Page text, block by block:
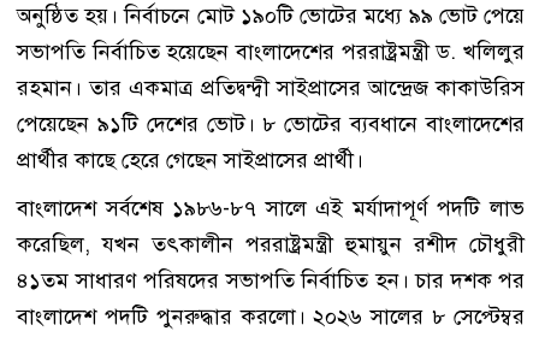
অনুষ্ঠিত হয়। নির্বাচনে মোট ১৯০টি ভোটের মধ্যে ৯৯ ভোট পেয়ে
সভাপতি নির্বাচিত হয়েছেন বাংলাদেশের পররাষ্ট্রমন্ত্রী ড. খলিলুর
রহমান। তার একমাত্র প্রতিদ্বন্দ্বী সাইপ্রাসের আন্দ্রেজ কাকাউরিস
পেয়েছেন ৯১টি দেশের ভোট। ৮ ভোটের ব্যবধানে বাংলাদেশের
প্রার্থীর কাছে হেরে গেছেন সাইপ্রাসের প্রার্থী।
বাংলাদেশ সর্বশেষ ১৯৮৬-৮৭ সালে এই মর্যাদাপূর্ণ পদটি লাভ
করেছিল, যখন তৎকালীন পররাষ্ট্রমন্ত্রী হুমায়ুন রশীদ চৌধুরী
৪১তম সাধারণ পরিষদের সভাপতি নির্বাচিত হন। চার দশক পর
বাংলাদেশ পদটি পুনরুদ্ধার করলো। ২০২৬ সালের ৮ সেপ্টেম্বর